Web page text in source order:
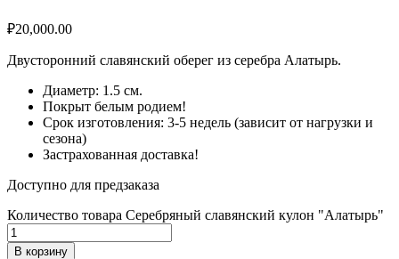
₽20,000.00
Двусторонний славянский оберег из серебра Алатырь.
Диаметр: 1.5 см.
Покрыт белым родием!
Срок изготовления: 3-5 недель (зависит от нагрузки и
сезона)
Застрахованная доставка!
Доступно для предзаказа
Количество товара Серебряный славянский кулон "Алатырь"
В корзину